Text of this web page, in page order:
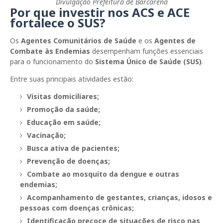
Por que investir nos ACS e ACE
fortalece o SUS?
Os Agentes Comunitários de Saúde e os Agentes de
Combate às Endemias desempenham funções essenciais
para o funcionamento do Sistema Único de Saúde (SUS).
Entre suas principais atividades estão:
Visitas domiciliares;
Promoção da saúde;
Educação em saúde;
Vacinação;
Busca ativa de pacientes;
Prevenção de doenças;
Combate ao mosquito da dengue e outras
endemias;
Acompanhamento de gestantes, crianças, idosos e
pessoas com doenças crônicas;
Identificação precoce de situações de risco nas